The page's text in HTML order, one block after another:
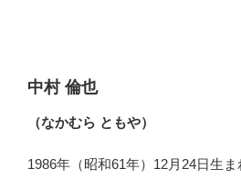
中村 倫也
（なかむら ともや）
1986年（昭和61年）12月24日生ま